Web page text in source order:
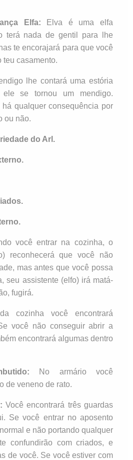
Elfa: Elva é uma elfa
terá nada de gentil para lhe
te encorajará para que você
teu casamento.
lhe contará uma estória
se tornou um mendigo.
há qualquer consequência por
ou não.
do Arl.
você entrar na cozinha, o
reconhecerá que você não
mas antes que você possa
seu assistente (elfo) irá matá-
fugirá.
cozinha você encontrará
você não conseguir abrir a
encontrará algumas dentro
No armário você
de veneno de rato.
Você encontrará três guardas
Se você entrar no aposento
e não portando qualquer
confundirão com criados, e
de você. Se você estiver com